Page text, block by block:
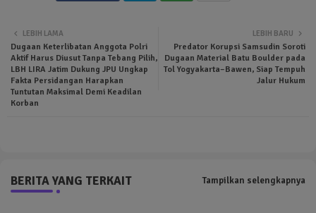
ter tsa
LEBIH BARU
Predator Korupsi Samsudin Soroti
Dugaan Material Batu Boulder pada
Tol Yogyakarta–Bawen, Siap Tempuh
Jalur Hukum
LEBIH LAMA
Dugaan Keterlibatan Anggota Polri
Aktif Harus Diusut Tanpa Tebang Pilih,
LBH LIRA Jatim Dukung JPU Ungkap
Fakta Persidangan Harapkan
Tuntutan Maksimal Demi Keadilan
Korban
BERITA YANG TERKAIT Tampilkan selengkapnya